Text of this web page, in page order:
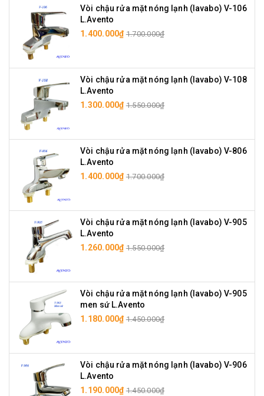
Vòi chậu rửa mặt nóng lạnh (lavabo) V-106
L.Avento
1.400.000₫ 1.700.000₫
Vòi chậu rửa mặt nóng lạnh (lavabo) V-108
L.Avento
1.300.000₫ 1.550.000₫
Vòi chậu rửa mặt nóng lạnh (lavabo) V-806
L.Avento
1.400.000₫ 1.700.000₫
Vòi chậu rửa mặt nóng lạnh (lavabo) V-905
L.Avento
1.260.000₫ 1.550.000₫
Vòi chậu rửa mặt nóng lạnh (lavabo) V-905
men sứ L.Avento
1.180.000₫ 1.450.000₫
Vòi chậu rửa mặt nóng lạnh (lavabo) V-906
L.Avento
1.190.000₫ 1.450.000₫